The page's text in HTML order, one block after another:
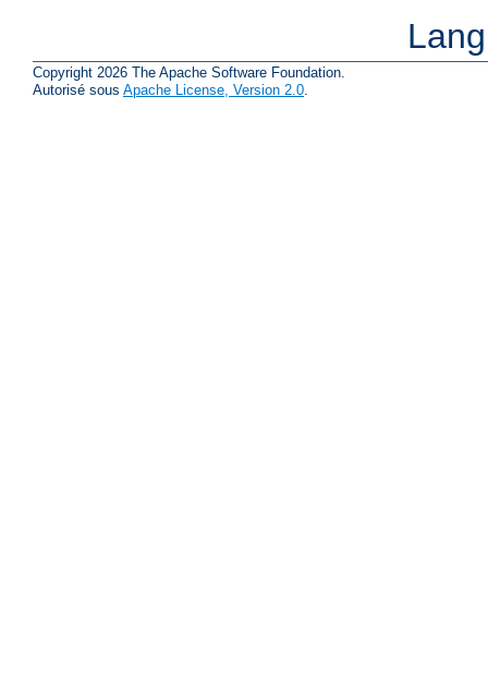
Copyright 2026 The Apache Software Foundation.
Autorisé sous Apache License, Version 2.0.